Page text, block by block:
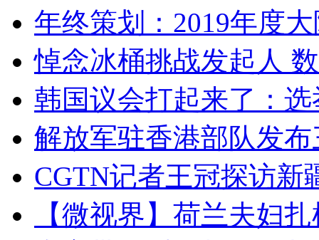
年终策划：2019年度
悼念冰桶挑战发起人
韩国议会打起来了：
解放军驻香港部队发
CGTN记者王冠探访新
【微视界】荷兰夫妇